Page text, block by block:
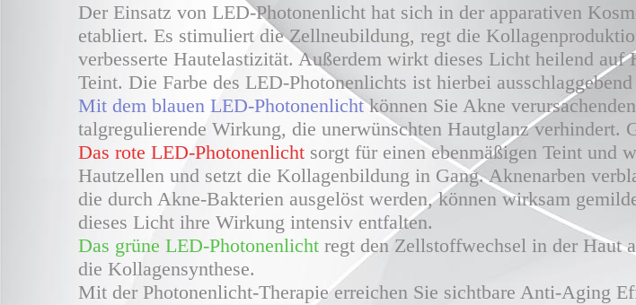
Der Einsatz von LED-Photonenlicht hat sich in der apparativen
etabliert. Es stimuliert die Zellneubildung, regt die
verbesserte Hautelastizität. Außerdem wirkt dieses Licht heilend
Teint. Die Farbe des LED-Photonenlichts ist hierbei
Mit dem blauen LED-Photonenlichtkönnen Sie Akne
talgregulierende Wirkung, die unerwünschten Hautglanz verhindert.
Das rote LED-Photonenlicht sorgt für einen ebenmäßigen Teint und
Hautzellen und setzt die Kollagenbildung in Gang. Aknenarben
die durch Akne-Bakterien ausgelöst werden, können wirksam
dieses Licht ihre Wirkung intensiv entfalten.
Das grüne LED-Photonenlicht regt den Zellstoffwechsel in der Haut
die Kollagensynthese.
Mit der Photonenlicht-Therapie erreichen Sie sichtbare Anti-Aging